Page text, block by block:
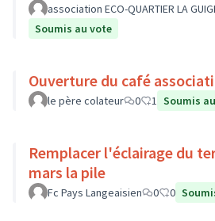
association ECO-QUARTIER LA
Soumis au vote
Ouverture du café
le père colateur 0 1 Soumis
Remplacer l'éclairage du
mars la pile
Fc Pays Langeaisien 0 0